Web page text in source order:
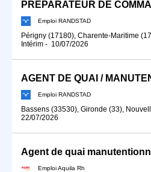
PRÉPARATEUR DE
Emploi RANDSTAD
Périgny (17180), Charente-Maritime
Intérim - 10/07/2026
Emploi RANDSTAD
Bassens (33530), Gironde (33),
22/07/2026
Agent de quai
Emploi Aquila Rh